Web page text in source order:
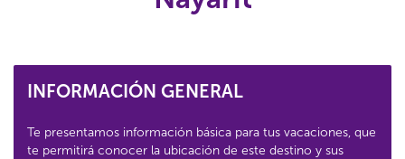
INFORMACIÓN GENERAL
Te presentamos información básica para tus vacaciones, que
te permitirá conocer la ubicación de este destino y sus